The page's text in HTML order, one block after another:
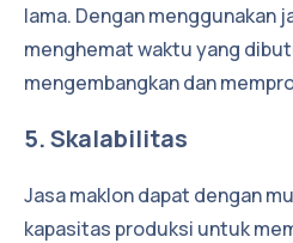
lama. Dengan menggunakan
menghemat waktu yang
mengembangkan dan
5. Skalabilitas
Jasa maklon dapat dengan
kapasitas produksi untuk